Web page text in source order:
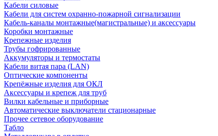
Кабели силовые
Кабели для систем охранно-пожарной сигнализации
Кабель-каналы монтажные(магистральные) и аксессуары
Коробки монтажные
Крепежные изделия
Трубы гофрированные
Аккумуляторы и термостаты
Кабели витая пара (LAN)
Оптические компоненты
Крепёжные изделия для ОКЛ
Аксессуары и крепеж для труб
Вилки кабельные и приборные
Автоматические выключатели стационарные
Прочее сетевое оборудование
Табло